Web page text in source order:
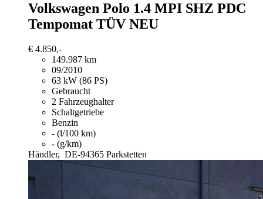
Volkswagen Polo 1.4 MPI SHZ PDC
Tempomat TÜV NEU
€ 4.850,-
149.987 km
09/2010
63 kW (86 PS)
Gebraucht
2 Fahrzeughalter
Schaltgetriebe
Benzin
- (l/100 km)
- (g/km)
Händler, DE-94365 Parkstetten